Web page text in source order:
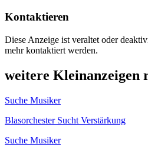
Kontaktieren
Diese Anzeige ist veraltet oder
mehr kontaktiert werden.
weitere Kleinanzeigen
Suche Musiker
Blasorchester Sucht Verstärkung
Suche Musiker